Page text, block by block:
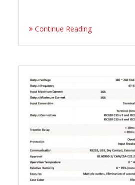
Continue Reading